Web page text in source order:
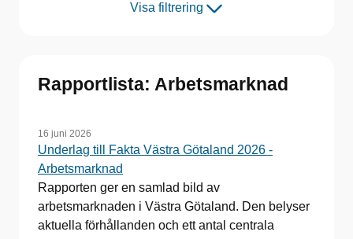
Visa filtrering
Rapportlista: Arbetsmarknad
16 juni 2026
Underlag till Fakta Västra Götaland 2026 -
Arbetsmarknad
Rapporten ger en samlad bild av
arbetsmarknaden i Västra Götaland. Den belyser
aktuella förhållanden och ett antal centrala